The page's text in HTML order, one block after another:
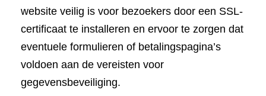
website veilig is voor bezoekers door een SSL-
certificaat te installeren en ervoor te zorgen dat
eventuele formulieren of betalingspagina’s
voldoen aan de vereisten voor
gegevensbeveiliging.